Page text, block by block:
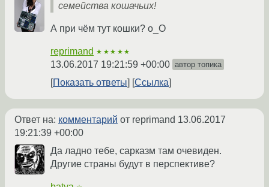
семейства кошачьих!
А при чём тут кошки? о_О
reprimand ★★★★★
13.06.2017 19:21:59 +00:00 автор топика
Показать ответы Ссылка
Ответ на: комментарий от reprimand 13.06.2017
19:21:39 +00:00
Да ладно тебе, сарказм там очевиден.
Другие страны будут в перспективе?